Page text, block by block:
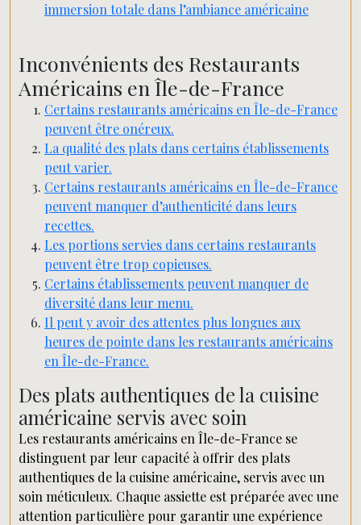
immersion totale dans l’ambiance américaine
Inconvénients des Restaurants
Américains en Île-de-France
Certains restaurants américains en Île-de-France
peuvent être onéreux.
La qualité des plats dans certains établissements
peut varier.
Certains restaurants américains en Île-de-France
peuvent manquer d’authenticité dans leurs
recettes.
Les portions servies dans certains restaurants
peuvent être trop copieuses.
Certains établissements peuvent manquer de
diversité dans leur menu.
Il peut y avoir des attentes plus longues aux
heures de pointe dans les restaurants américains
en Île-de-France.
Des plats authentiques de la cuisine
américaine servis avec soin
Les restaurants américains en Île-de-France se
distinguent par leur capacité à offrir des plats
authentiques de la cuisine américaine, servis avec un
soin méticuleux. Chaque assiette est préparée avec une
attention particulière pour garantir une expérience